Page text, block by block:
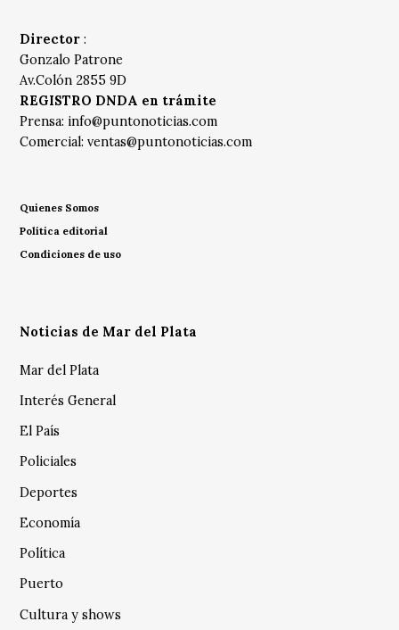
Director :
Gonzalo Patrone
Av.Colón 2855 9D
REGISTRO DNDA en trámite
Prensa: info@puntonoticias.com
Comercial:ventas@puntonoticias.com
Quienes Somos
Política editorial
Condiciones de uso
Noticias de Mar del Plata
Mar del Plata
Interés General
El País
Policiales
Deportes
Economía
Política
Puerto
Cultura y shows